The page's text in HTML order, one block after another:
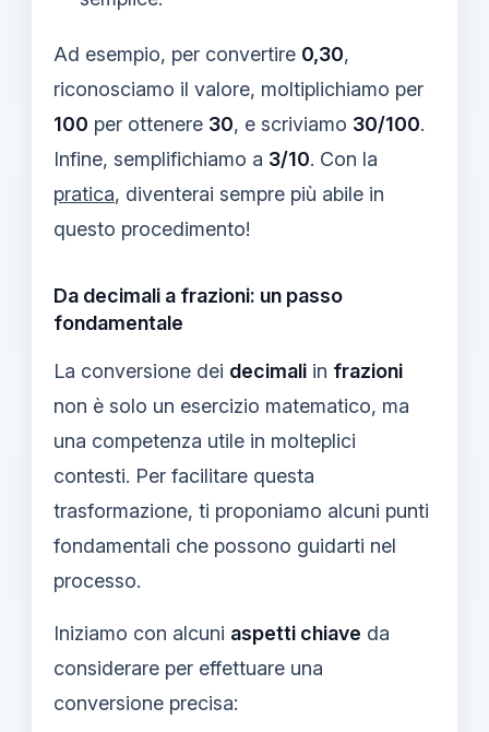
Ad esempio, per convertire 0,30,
riconosciamo il valore, moltiplichiamo per
100 per ottenere 30, e scriviamo 30/100.
Infine, semplifichiamo a 3/10. Con la
pratica, diventerai sempre più abile in
questo procedimento!
Da decimali a frazioni: un passo
fondamentale
La conversione dei decimali in frazioni
non è solo un esercizio matematico, ma
una competenza utile in molteplici
contesti. Per facilitare questa
trasformazione, ti proponiamo alcuni punti
fondamentali che possono guidarti nel
processo.
Iniziamo con alcuni aspetti chiave da
considerare per effettuare una
conversione precisa: